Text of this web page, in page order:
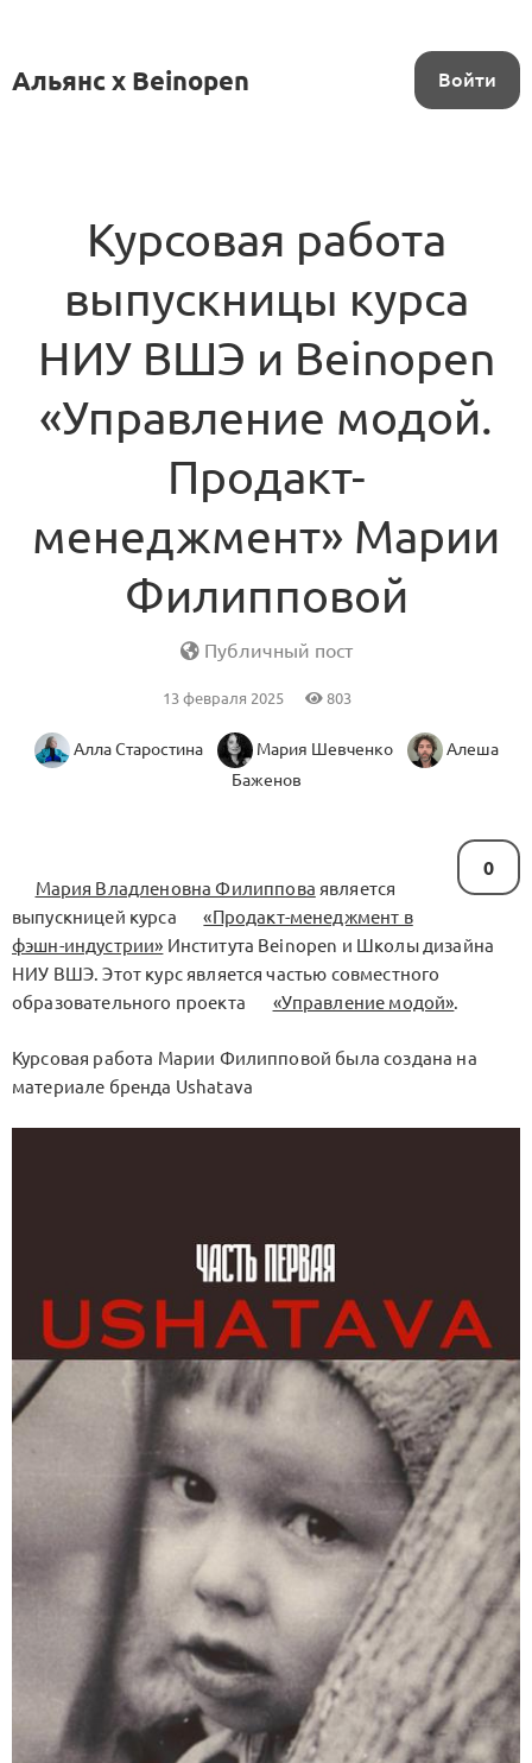
Альянс x Beinopen Войти
Курсовая работа
выпускницы курса
НИУ ВШЭ и Beinopen
«Управление модой.
Продакт-
менеджмент» Марии
Филипповой
Публичный пост
13 февраля 2025 803
Алла Старостина Мария Шевченко
Алеша
Баженов
0
Мария Владленовна Филиппова является
выпускницей курса
«Продакт-менеджмент в
фэшн-индустрии» Института Beinopen и Школы дизайна
НИУ ВШЭ. Этот курс является частью совместного
образовательного проекта
«Управление модой».
Курсовая работа Марии Филипповой была создана на
материале бренда Ushatava